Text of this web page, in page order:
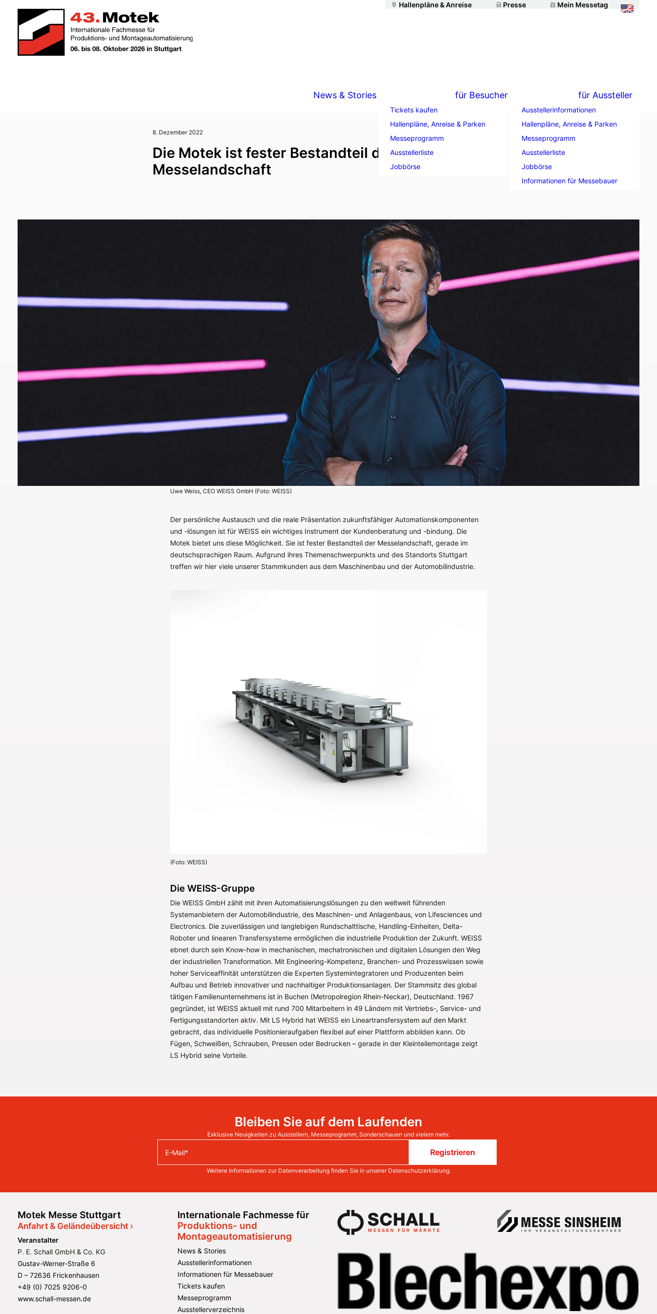
Hallenpläne & Anreise Presse Mein Messetag
News & Stories für Besucher
Tickets kaufen
Hallenpläne, Anreise & Parken
Messeprogramm
Ausstellerliste
Jobbörse
für Aussteller
Ausstellerinformationen
Hallenpläne, Anreise & Parken
Messeprogramm
Ausstellerliste
Jobbörse
Informationen für Messebauer
8. Dezember 2022
Die Motek ist fester Bestandteil der
Messelandschaft
Uwe Weiss, CEO WEISS GmbH (Foto: WEISS)
Der persönliche Austausch und die reale Präsentation zukunftsfähiger Automationskomponenten
und -lösungen ist für WEISS ein wichtiges Instrument der Kundenberatung und -bindung. Die
Motek bietet uns diese Möglichkeit. Sie ist fester Bestandteil der Messelandschaft, gerade im
deutschsprachigen Raum. Aufgrund ihres Themenschwerpunkts und des Standorts Stuttgart
treffen wir hier viele unserer Stammkunden aus dem Maschinenbau und der Automobilindustrie.
(Foto: WEISS)
Die WEISS-Gruppe
Die WEISS GmbH zählt mit ihren Automatisierungslösungen zu den weltweit führenden
Systemanbietern der Automobilindustrie, des Maschinen- und Anlagenbaus, von Lifesciences und
Electronics. Die zuverlässigen und langlebigen Rundschalttische, Handling-Einheiten, Delta-
Roboter und linearen Transfersysteme ermöglichen die industrielle Produktion der Zukunft. WEISS
ebnet durch sein Know-how in mechanischen, mechatronischen und digitalen Lösungen den Weg
der industriellen Transformation. Mit Engineering-Kompetenz, Branchen- und Prozesswissen sowie
hoher Serviceaffinität unterstützen die Experten Systemintegratoren und Produzenten beim
Aufbau und Betrieb innovativer und nachhaltiger Produktionsanlagen. Der Stammsitz des global
tätigen Familienunternehmens ist in Buchen (Metropolregion Rhein-Neckar), Deutschland. 1967
gegründet, ist WEISS aktuell mit rund 700 Mitarbeitern in 49 Ländern mit Vertriebs-, Service- und
Fertigungsstandorten aktiv. Mit LS Hybrid hat WEISS ein Lineartransfersystem auf den Markt
gebracht, das individuelle Positionieraufgaben flexibel auf einer Plattform abbilden kann. Ob
Fügen, Schweißen, Schrauben, Pressen oder Bedrucken – gerade in der Kleinteilemontage zeigt
LS Hybrid seine Vorteile.
Bleiben Sie auf dem Laufenden
Exklusive Neuigkeiten zu Ausstellern, Messeprogramm, Sonderschauen und vielem mehr.
Registrieren
Weitere Informationen zur Datenverarbeitung finden Sie in unserer Datenschutzerklärung.
Motek Messe Stuttgart
Anfahrt & Geländeübersicht ›
Veranstalter
P. E. Schall GmbH & Co. KG
Gustav-Werner-Straße 6
D – 72636 Frickenhausen
+49 (0) 7025 9206-0
www.schall-messen.de
Internationale Fachmesse für
Produktions- und
Montageautomatisierung
News & Stories
Ausstellerinformationen
Informationen für Messebauer
Tickets kaufen
Messeprogramm
Ausstellerverzeichnis